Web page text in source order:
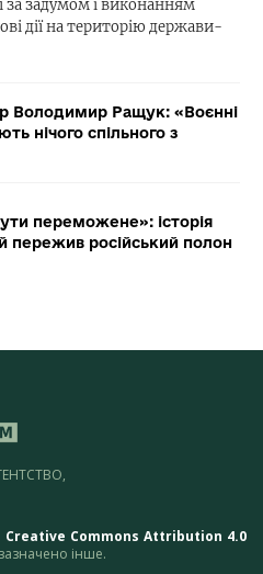
за задумом і виконанням
дії на територію держави-
Володимир Ращук: «Воєнні
нічого спільного з
переможене»: історія
пережив російський полон
Creative Commons Attribution 4.0
інше.